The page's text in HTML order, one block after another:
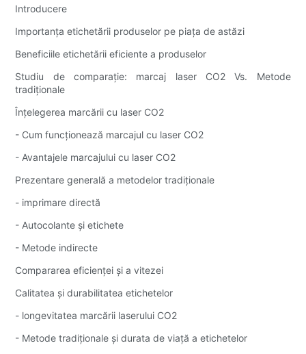
Introducere
Importanța etichetării produselor pe piața de astăzi
Beneficiile etichetării eficiente a produselor
Studiu de comparație: marcaj laser CO2 Vs. Metode
tradiționale
Înțelegerea marcării cu laser CO2
- Cum funcționează marcajul cu laser CO2
- Avantajele marcajului cu laser CO2
Prezentare generală a metodelor tradiționale
- imprimare directă
- Autocolante și etichete
- Metode indirecte
Compararea eficienței și a vitezei
Calitatea și durabilitatea etichetelor
- longevitatea marcării laserului CO2
- Metode tradiționale și durata de viață a etichetelor